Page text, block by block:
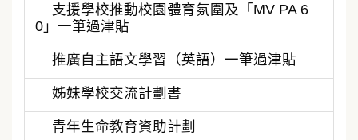
支援學校推動校園體育氛圍及「MV PA 6
0」一筆過津貼
推廣自主語文學習（英語）一筆過津貼
姊妹學校交流計劃書
青年生命教育資助計劃